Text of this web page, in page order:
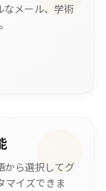
なメール、学術
から選択してグ
マイズできま